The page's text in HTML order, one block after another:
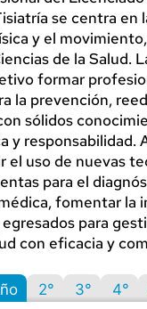
se centra en
y el
de la Salud.
formar
la prevención,
sólidos
y responsabilidad.
el uso de nuevas
para el
fomentar la
para
con eficacia y
2° 3° 4°